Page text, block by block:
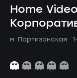
Home
м. Партизанская ·